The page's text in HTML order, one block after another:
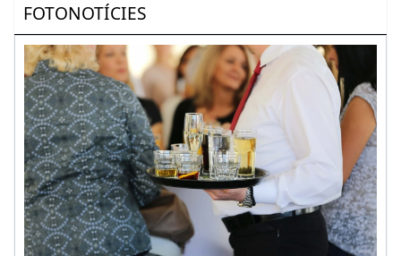
FOTONOTÍCIES